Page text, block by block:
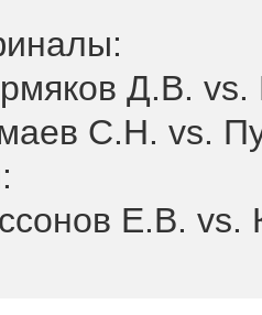
Д.В. vs.
С.Н. vs.
Е.В.